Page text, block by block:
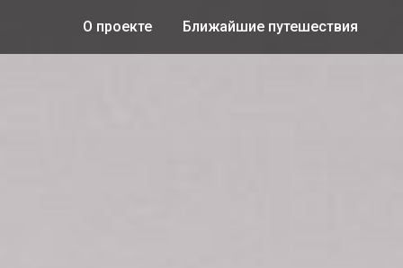
О проекте Ближайшие путешествия